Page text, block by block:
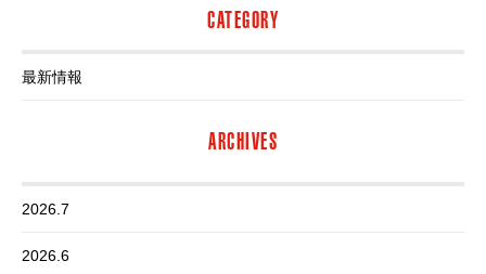
CATEGORY
最新情報
ARCHIVES
2026.7
2026.6